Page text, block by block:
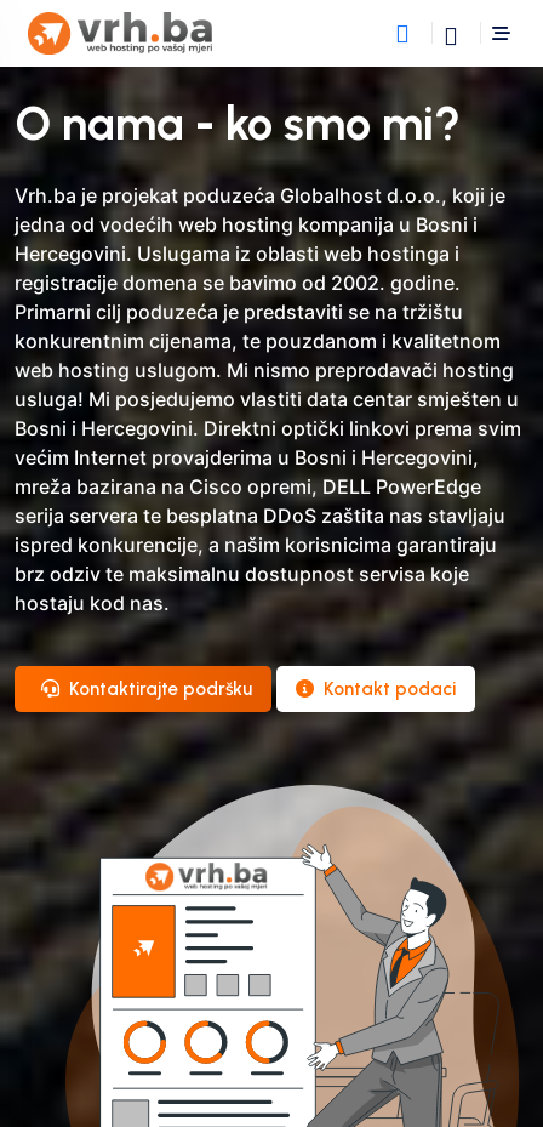
O nama - ko smo mi?
Vrh.ba je projekat poduzeća Globalhost d.o.o., koji je
jedna od vodećih web hosting kompanija u Bosni i
Hercegovini. Uslugama iz oblasti web hostinga i
registracije domena se bavimo od 2002. godine.
Primarni cilj poduzeća je predstaviti se na tržištu
konkurentnim cijenama, te pouzdanom i kvalitetnom
web hosting uslugom. Mi nismo preprodavači hosting
usluga! Mi posjedujemo vlastiti data centar smješten u
Bosni i Hercegovini. Direktni optički linkovi prema svim
većim Internet provajderima u Bosni i Hercegovini,
mreža bazirana na Cisco opremi, DELL PowerEdge
serija servera te besplatna DDoS zaštita nas stavljaju
ispred konkurencije, a našim korisnicima garantiraju
brz odziv te maksimalnu dostupnost servisa koje
hostaju kod nas.
Kontaktirajte podršku Kontakt podaci